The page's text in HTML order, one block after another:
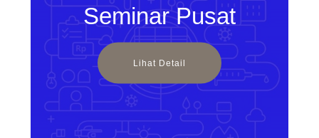
Seminar Pusat
Lihat Detail